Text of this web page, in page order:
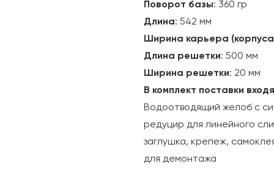
Поворот базы: 360 гр
Длина: 542 мм
Ширина карьера
Длина решетки: 500 мм
Ширина решетки: 20 мм
В комплект поставки
Водоотводящий желоб с
редуцир для линейного
заглушка, крепеж,
для демонтажа